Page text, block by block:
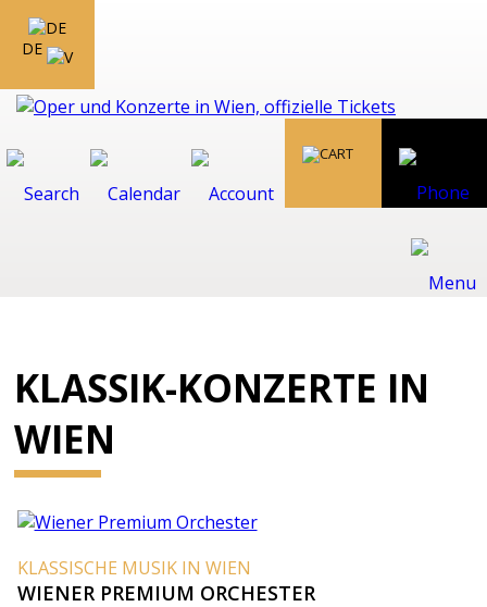
DE
KLASSIK-KONZERTE IN
WIEN
KLASSISCHE MUSIK IN WIEN
WIENER PREMIUM ORCHESTER